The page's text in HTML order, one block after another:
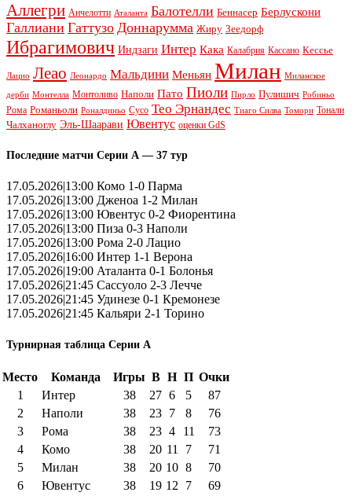
Аллегри Анчелотти Аталанта Балотелли Беннасер Берлускони
Галлиани Гаттузо Доннарумма Жиру Зеедорф
Ибрагимович Индзаги Интер Кака Калабрия Кассано Кессье
Лацио Леао Леонардо Мальдини Меньян Милан Миланское
дерби Монтелла Монтоливо Наполи Пато Пиоли Пирло Пулишич Робиньо
Рома Романьоли Роналдиньо Сусо Тео Эрнандес Тиаго Силва Томори Тонали
Чалханоглу Эль-Шаарави Ювентус оценки GdS
Последние матчи Серии А — 37 тур
17.05.2026|13:00 Комо 1-0 Парма
17.05.2026|13:00 Дженоа 1-2 Милан
17.05.2026|13:00 Ювентус 0-2 Фиорентина
17.05.2026|13:00 Пиза 0-3 Наполи
17.05.2026|13:00 Рома 2-0 Лацио
17.05.2026|16:00 Интер 1-1 Верона
17.05.2026|19:00 Аталанта 0-1 Болонья
17.05.2026|21:45 Сассуоло 2-3 Лечче
17.05.2026|21:45 Удинезе 0-1 Кремонезе
17.05.2026|21:45 Кальяри 2-1 Торино
Турнирная таблица Серии А
Место Команда Игры В Н П Очки
1
Интер 38 27 6 5
87
2
Наполи 38 23 7 8
76
3
Рома 38 23 4 11
73
4
Комо 38 20 11 7
71
5
Милан 38 20 10 8
70
6
Ювентус 38 19 12 7
69